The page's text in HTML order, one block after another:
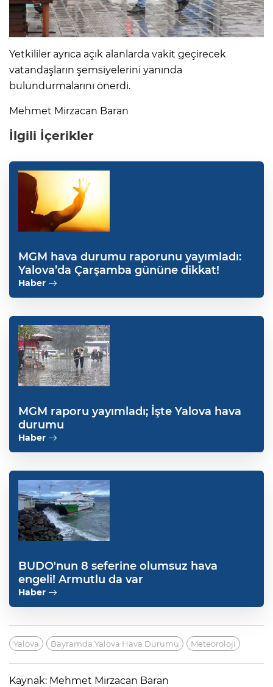
Yetkililer ayrıca açık alanlarda vakit geçirecek
vatandaşların şemsiyelerini yanında
bulundurmalarını önerdi.
Mehmet Mirzacan Baran
İlgili İçerikler
MGM hava durumu raporunu yayımladı:
Yalova’da Çarşamba gününe dikkat!
Haber
MGM raporu yayımladı; İşte Yalova hava
durumu
Haber
BUDO'nun 8 seferine olumsuz hava
engeli! Armutlu da var
Haber
Yalova Bayramda Yalova Hava Durumu Meteoroloji
Kaynak: Mehmet Mirzacan Baran